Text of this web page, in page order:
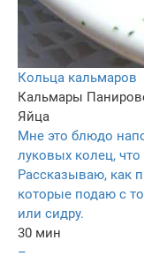
Кольца кальмаров
Кальмары
Яйца
Мне это блюдо
луковых колец,
Рассказываю, как
которые подаю с
или сидру.
30 мин
–